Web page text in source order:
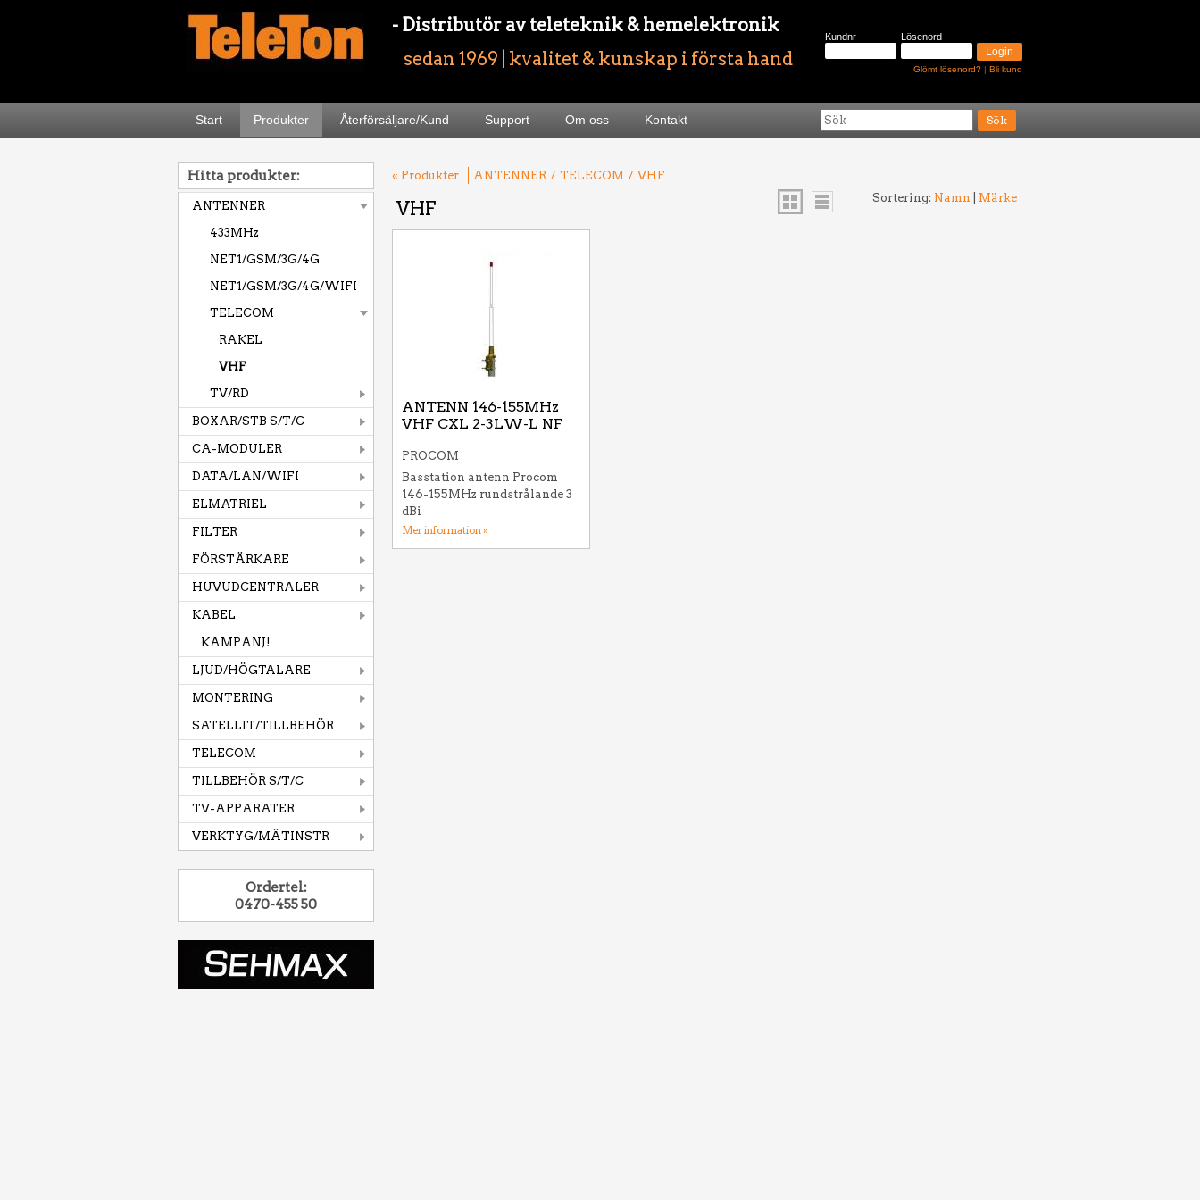
- Distributör av teleteknik & hemelektronik
sedan 1969 | kvalitet & kunskap i första hand
Kundnr Lösenord
Glömt lösenord? | Bli kund
Start Produkter Återförsäljare/Kund Support Om oss Kontakt
Hitta produkter:
ANTENNER
433MHz
NET1/GSM/3G/4G
NET1/GSM/3G/4G/WIFI
TELECOM
RAKEL
VHF
TV/RD
BOXAR/STB S/T/C
CA-MODULER
DATA/LAN/WIFI
ELMATRIEL
FILTER
FÖRSTÄRKARE
HUVUDCENTRALER
KABEL
KAMPANJ!
LJUD/HÖGTALARE
MONTERING
SATELLIT/TILLBEHÖR
TELECOM
TILLBEHÖR S/T/C
TV-APPARATER
VERKTYG/MÄTINSTR
Ordertel:
0470-455 50
« Produkter ANTENNER / TELECOM / VHF
VHF
Sortering: Namn Märke
ANTENN 146-155MHz
VHF CXL 2-3LW-L NF
PROCOM
Basstation antenn Procom
146-155MHz rundstrålande 3
dBi
Mer information »